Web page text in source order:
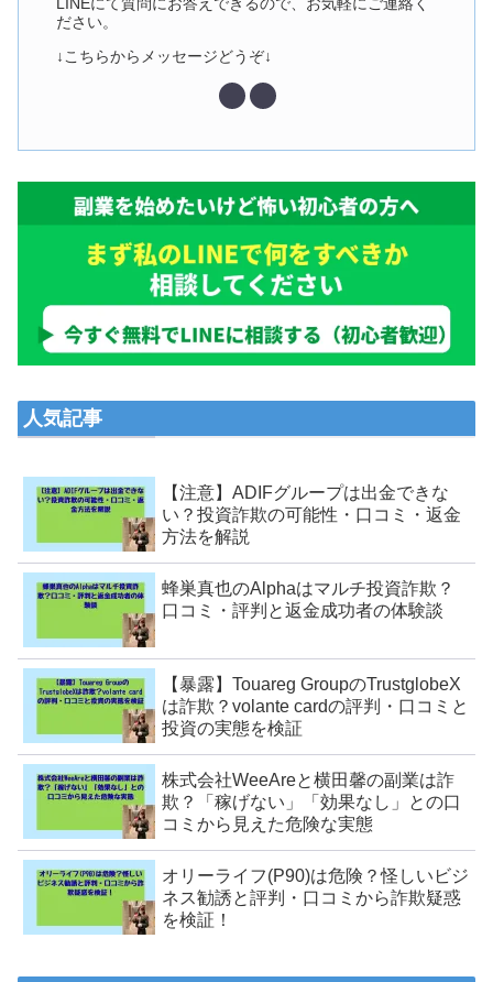
LINEにて質問にお答えできるので、お気軽にご連絡く
ださい。
↓こちらからメッセージどうぞ↓
人気記事
【注意】ADIFグループは出金できな
い？投資詐欺の可能性・口コミ・返金
方法を解説
蜂巣真也のAlphaはマルチ投資詐欺？
口コミ・評判と返金成功者の体験談
【暴露】Touareg GroupのTrustglobeX
は詐欺？volante cardの評判・口コミと
投資の実態を検証
株式会社WeeAreと横田馨の副業は詐
欺？「稼げない」「効果なし」との口
コミから見えた危険な実態
オリーライフ(P90)は危険？怪しいビジ
ネス勧誘と評判・口コミから詐欺疑惑
を検証！